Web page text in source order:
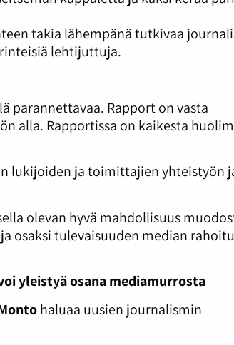
takia lähempänä tutkivaa
lehtijuttuja.
parannettavaa. Rapport on vasta
alla. Rapportissa on kaikesta
lukijoiden ja toimittajien yhteistyön
olevan hyvä mahdollisuus
osaksi tulevaisuuden median
yleistyä osana mediamurrosta
haluaa uusien journalismin